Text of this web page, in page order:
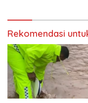
Rekomendasi